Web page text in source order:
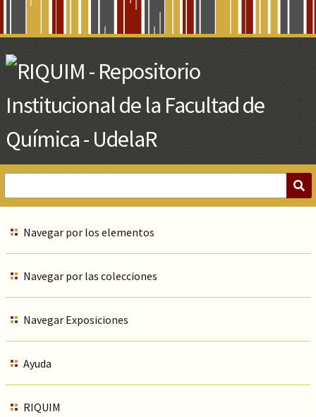
Main
Content
Navegar por los elementos
Navegar por las colecciones
Navegar Exposiciones
Ayuda
RIQUIM